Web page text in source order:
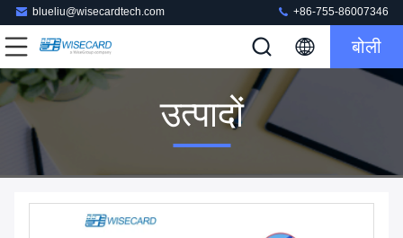
blueliu@wisecardtech.com +86-755-86007346
बोली
उत्पादों